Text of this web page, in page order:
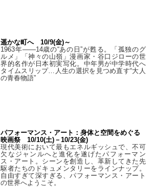
遥かな町へ 10/9(金)～
1963年――14歳の“あの日”が甦る。「孤独のグ
ルメ」「神々の山嶺」漫画家・谷口ジローの世
界的名作が日本初実写化。中年男が中学時代へ
タイムスリップ…人生の選択を見つめ直す“大人
の青春物語”
パフォーマンス・アート：身体と空間をめぐる
映画祭 10/10(土)－10/23(金)
現代美術において最もエネルギッシュで、不可
欠なジャンルへと進化を遂げたパフォーマン
ス・アート。シーンを創造し、革新してきた先
駆者たちのドキュメンタリーをラインナップ。
自由すぎて深すぎる、パフォーマンス・アート
の世界へようこそ。